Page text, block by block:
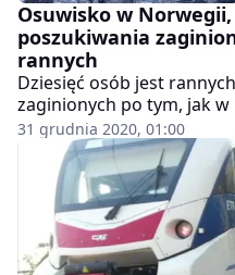
Osuwisko w
poszukiwania
rannych
Dziesięć osób jest
zaginionych po tym, jak
Oslo – osunęła się
się, a niektóre domy
Dziura na 700 metrów
pochłonęła 14
Ewakuowano blisko
31 grudnia 2020, 01:00